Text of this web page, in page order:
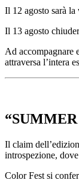
Il 12 agosto sarà
Il 13 agosto
Ad accompagnare
attraversa l’intera
Il claim
introspezione,
Color Fest si